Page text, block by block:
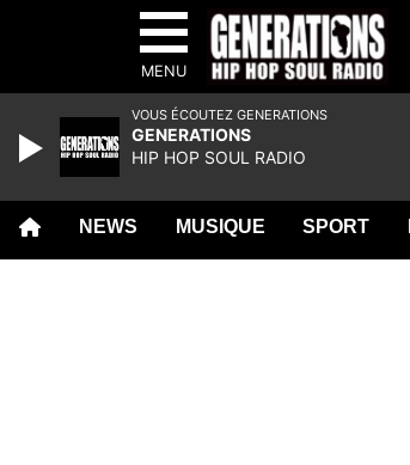
MENU
NEWS MUSIQUE SPORT
VOUS ÉCOUTEZ GENERATIONS
GENERATIONS
HIP HOP SOUL RADIO